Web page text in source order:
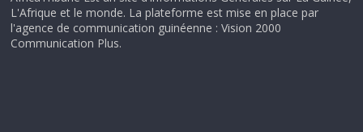
L'Afrique et le monde. La plateforme est mise en place par
l'agence de communication guinéenne : Vision 2000
Communication Plus.